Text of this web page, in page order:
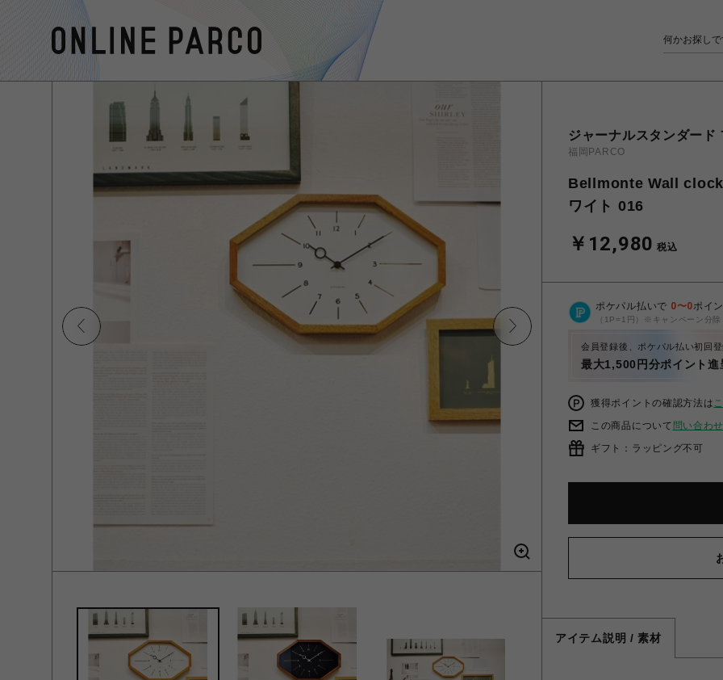
ジャーナルスタンダード
福岡PARCO
Bellmonte Wall clock
ワイト 016
￥12,980 税込
ポケパル払いで 0〜0ポイ
（1P=1円）※キャンペーン分除
会員登録後、ポケパル払い初回
最大1,500円分ポイント進
獲得ポイントの確認方法は
この商品について 問い合わ
ギフト：ラッピング不可
アイテム説明 / 素材